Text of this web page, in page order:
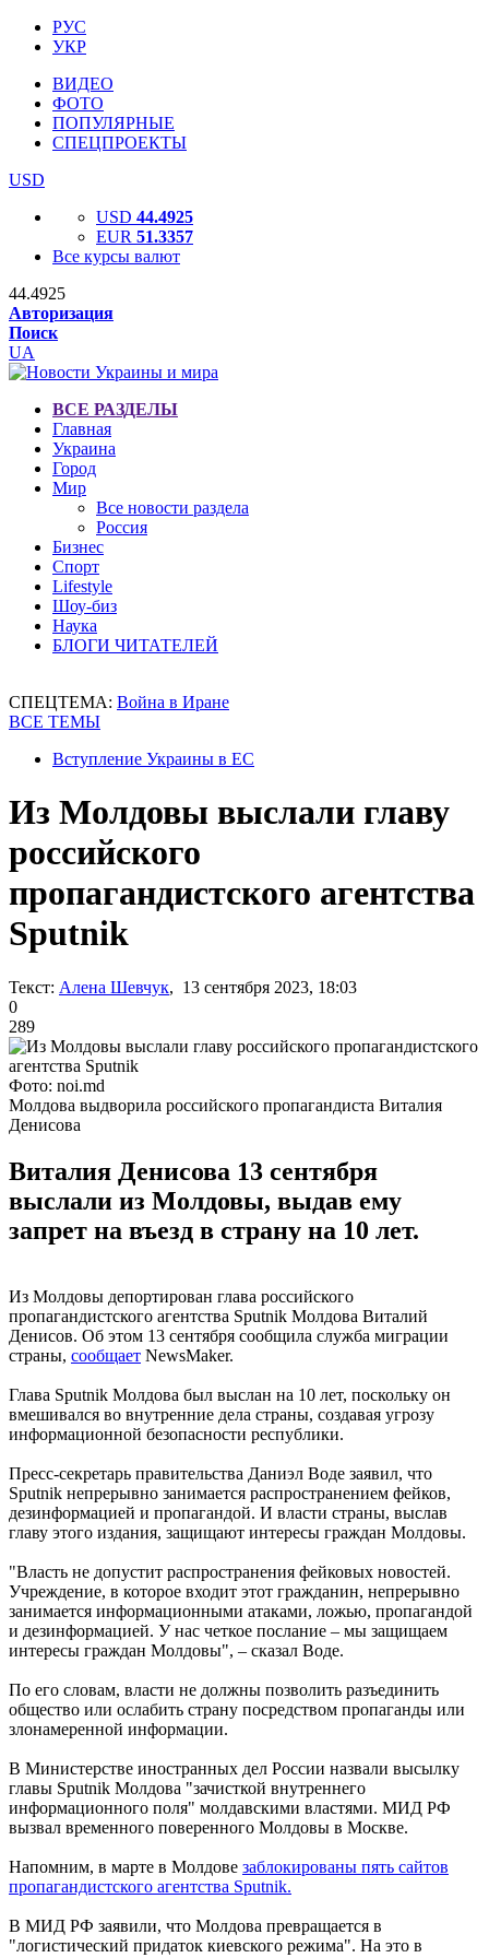
РУС
УКР
ВИДЕО
ФОТО
ПОПУЛЯРНЫЕ
СПЕЦПРОЕКТЫ
USD
USD 44.4925
EUR 51.3357
Все курсы валют
44.4925
Авторизация
Поиск
UA
ВСЕ РАЗДЕЛЫ
Главная
Украина
Город
Мир
Все новости раздела
Россия
Бизнес
Спорт
Lifestyle
Шоу-биз
Наука
БЛОГИ ЧИТАТЕЛЕЙ
СПЕЦТЕМА: Война в Иране
ВСЕ ТЕМЫ
Вступление Украины в ЕС
Из Молдовы выслали главу
российского
пропагандистского агентства
Sputnik
Текст: Алена Шевчук, 13 сентября 2023, 18:03
0
289
Фото: noi.md
Молдова выдворила российского пропагандиста Виталия
Денисова
Виталия Денисова 13 сентября
выслали из Молдовы, выдав ему
запрет на въезд в страну на 10 лет.
Из Молдовы депортирован глава российского
пропагандистского агентства Sputnik Молдова Виталий
Денисов. Об этом 13 сентября сообщила служба миграции
страны, сообщает NewsMaker.
Глава Sputnik Молдова был выслан на 10 лет, поскольку он
вмешивался во внутренние дела страны, создавая угрозу
информационной безопасности республики.
Пресс-секретарь правительства Даниэл Воде заявил, что
Sputnik непрерывно занимается распространением фейков,
дезинформацией и пропагандой. И власти страны, выслав
главу этого издания, защищают интересы граждан Молдовы.
"Власть не допустит распространения фейковых новостей.
Учреждение, в которое входит этот гражданин, непрерывно
занимается информационными атаками, ложью, пропагандой
и дезинформацией. У нас четкое послание – мы защищаем
интересы граждан Молдовы", – сказал Воде.
По его словам, власти не должны позволить разъединить
общество или ослабить страну посредством пропаганды или
злонамеренной информации.
В Министерстве иностранных дел России назвали высылку
главы Sputnik Молдова "зачисткой внутреннего
информационного поля" молдавскими властями. МИД РФ
вызвал временного поверенного Молдовы в Москве.
Напомним, в марте в Молдове заблокированы пять сайтов
пропагандистского агентства Sputnik.
В МИД РФ заявили, что Молдова превращается в
"логистический придаток киевского режима". На это в